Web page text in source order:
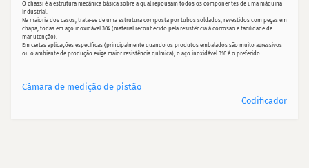
O chassi é a estrutura mecânica básica sobre a qual repousam todos os componentes de uma máquina
industrial.
Na maioria dos casos, trata-se de uma estrutura composta por tubos soldados, revestidos com peças em
chapa, todas em aço inoxidável 304 (material reconhecido pela resistência à corrosão e facilidade de
manutenção).
Em certas aplicações específicas (principalmente quando os produtos embalados são muito agressivos
ou o ambiente de produção exige maior resistência química), o aço inoxidável 316 é o preferido.
Câmara de medição de pistão
Codificador